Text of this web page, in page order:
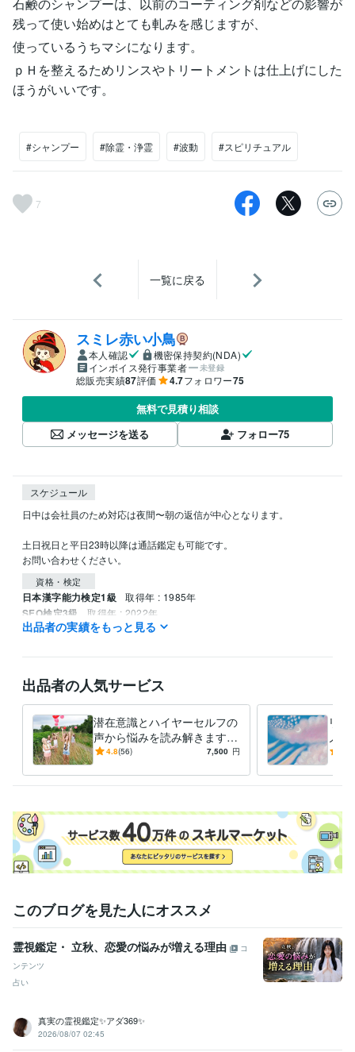
残って使い始めはとても軋みを感じますが、
使っているうちマシになります。
ｐＨを整えるためリンスやトリートメントは仕上げにした
ほうがいいです。
#シャンプー #除霊・浄霊 #波動 #スピリチュアル
7
一覧に戻る
スミレ赤い小鳥
本人確認
機密保持契約(NDA)
インボイス発行事業者
未登録
総販売実績87評価 4.7フォロワー75
無料で見積り相談
メッセージを送る
フォロー75
スケジュール
日中は会社員のため対応は夜間〜朝の返信が中心となります。
土日祝日と平日23時以降は通話鑑定も可能です。
お問い合わせください。
資格・検定
日本漢字能力検定1級 取得年 : 1985年
SEO検定3級 取得年 : 2022年
Wix:2年Google Analytics:1年Google Search Console:1年
得意分野
占い タロット占い
恋愛 仕事 進路 人間関係
占い チャネリング
占い チャネリング
出品者の実績をもっと見る
出品者の人気サービス
潜在意識とハイヤーセルフの
声から悩みを読み解きます
それぞれの次元の意向を読み
します
4.8(56) 7,500 円
リピ
ノ
ノー
このブログを見た人にオススメ
霊視鑑定・ 立秋、恋愛の悩みが増える理由
コ
ンテンツ
占い
真実の霊視鑑定✨アダ369✨
2026/08/07 02:45